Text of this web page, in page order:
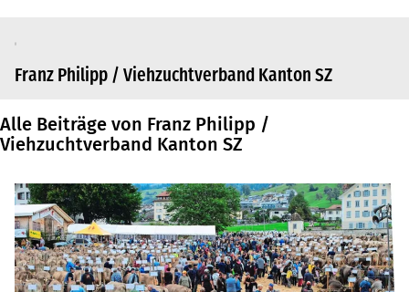
Franz Philipp / Viehzuchtverband Kanton SZ
Alle Beiträge von Franz Philipp /
Viehzuchtverband Kanton SZ